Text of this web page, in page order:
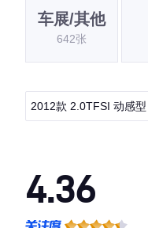
车展/其他
642张
2012款 2.0TFSI 动感型
4.36